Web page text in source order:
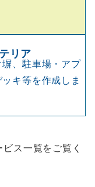
リア
、駐車場・アプ
キ等を作成しま
ス一覧をご覧く